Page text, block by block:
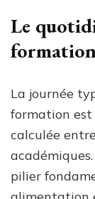
Le
La journée
formation
calculée
pilier